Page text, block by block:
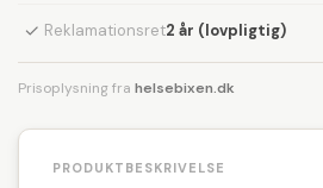
✓ Reklamationsret2 år (lovpligtig)
Prisoplysning fra helsebixen.dk
PRODUKTBESKRIVELSE